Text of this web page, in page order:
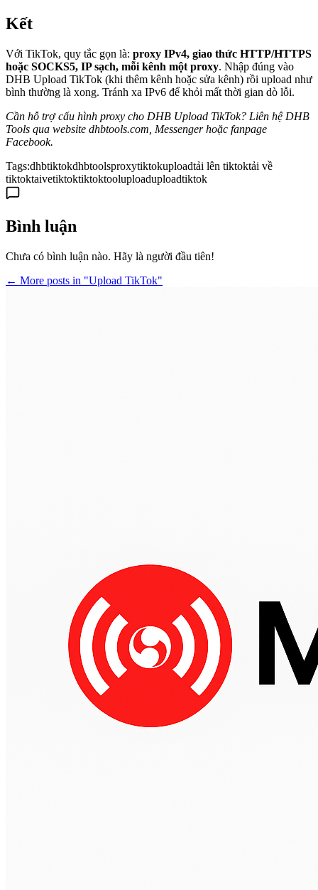
Kết
Với TikTok, quy tắc gọn là: proxy IPv4, giao thức HTTP/HTTPS
hoặc SOCKS5, IP sạch, mỗi kênh một proxy. Nhập đúng vào
DHB Upload TikTok (khi thêm kênh hoặc sửa kênh) rồi upload như
bình thường là xong. Tránh xa IPv6 để khỏi mất thời gian dò lỗi.
Cần hỗ trợ cấu hình proxy cho DHB Upload TikTok? Liên hệ DHB
Tools qua website dhbtools.com, Messenger hoặc fanpage
Facebook.
Tags:dhbtiktokdhbtoolsproxytiktokuploadtải lên tiktoktải về
tiktoktaivetiktoktiktoktooluploaduploadtiktok
Bình luận
Chưa có bình luận nào. Hãy là người đầu tiên!
← More posts in "Upload TikTok"